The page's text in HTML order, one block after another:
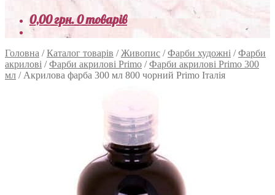
0,00грн.0 товарів
Головна /Каталог товарів /Живопис /Фарби художні /Фарби
акрилові /Фарби акрилові Primo /Фарби акрилові Primo 300
мл / Акрилова фарба 300 мл 800 чорний Primo Італія